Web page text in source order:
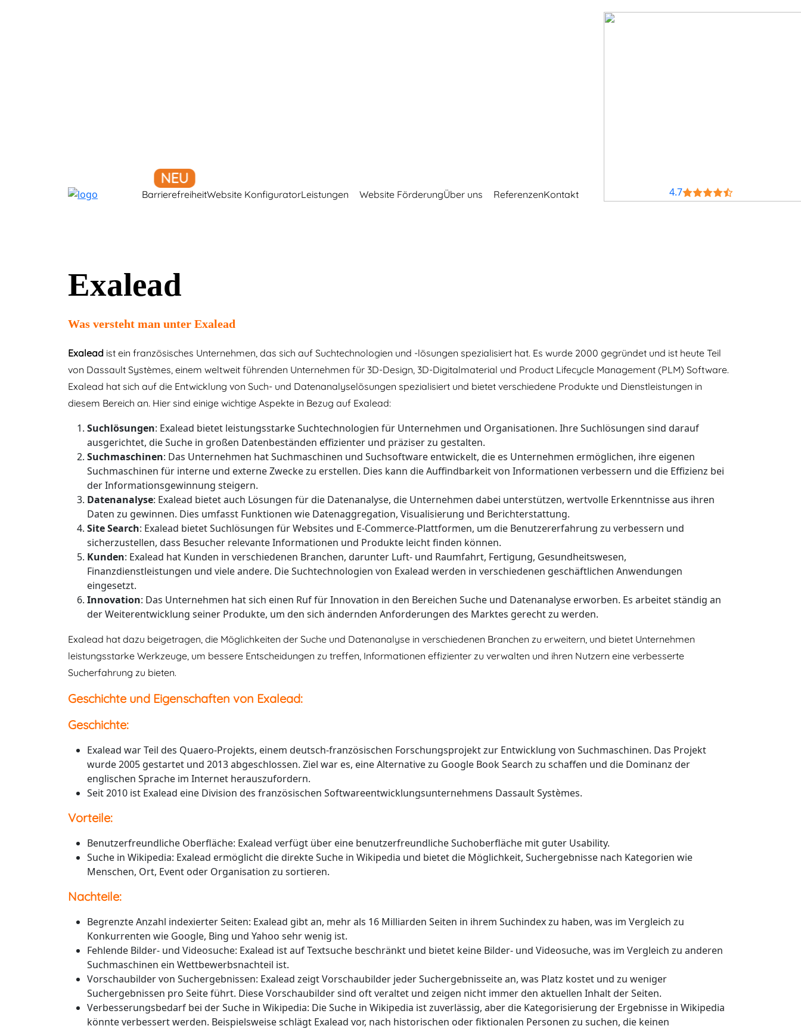
BarrierefreiheitWebsite KonfiguratorLeistungen Website FörderungÜber uns ReferenzenKontakt 4.7
Exalead
Was versteht man unter Exalead
Exalead ist ein französisches Unternehmen, das sich auf Suchtechnologien und -lösungen spezialisiert hat. Es wurde 2000 gegründet und ist heute Teil
von Dassault Systèmes, einem weltweit führenden Unternehmen für 3D-Design, 3D-Digitalmaterial und Product Lifecycle Management (PLM) Software.
Exalead hat sich auf die Entwicklung von Such- und Datenanalyselösungen spezialisiert und bietet verschiedene Produkte und Dienstleistungen in
diesem Bereich an. Hier sind einige wichtige Aspekte in Bezug auf Exalead:
Suchlösungen: Exalead bietet leistungsstarke Suchtechnologien für Unternehmen und Organisationen. Ihre Suchlösungen sind darauf
ausgerichtet, die Suche in großen Datenbeständen effizienter und präziser zu gestalten.
Suchmaschinen: Das Unternehmen hat Suchmaschinen und Suchsoftware entwickelt, die es Unternehmen ermöglichen, ihre eigenen
Suchmaschinen für interne und externe Zwecke zu erstellen. Dies kann die Auffindbarkeit von Informationen verbessern und die Effizienz bei
der Informationsgewinnung steigern.
Datenanalyse: Exalead bietet auch Lösungen für die Datenanalyse, die Unternehmen dabei unterstützen, wertvolle Erkenntnisse aus ihren
Daten zu gewinnen. Dies umfasst Funktionen wie Datenaggregation, Visualisierung und Berichterstattung.
Site Search: Exalead bietet Suchlösungen für Websites und E-Commerce-Plattformen, um die Benutzererfahrung zu verbessern und
sicherzustellen, dass Besucher relevante Informationen und Produkte leicht finden können.
Kunden: Exalead hat Kunden in verschiedenen Branchen, darunter Luft- und Raumfahrt, Fertigung, Gesundheitswesen,
Finanzdienstleistungen und viele andere. Die Suchtechnologien von Exalead werden in verschiedenen geschäftlichen Anwendungen
eingesetzt.
Innovation: Das Unternehmen hat sich einen Ruf für Innovation in den Bereichen Suche und Datenanalyse erworben. Es arbeitet ständig an
der Weiterentwicklung seiner Produkte, um den sich ändernden Anforderungen des Marktes gerecht zu werden.
Exalead hat dazu beigetragen, die Möglichkeiten der Suche und Datenanalyse in verschiedenen Branchen zu erweitern, und bietet Unternehmen
leistungsstarke Werkzeuge, um bessere Entscheidungen zu treffen, Informationen effizienter zu verwalten und ihren Nutzern eine verbesserte
Sucherfahrung zu bieten.
Geschichte und Eigenschaften von Exalead:
Geschichte:
Exalead war Teil des Quaero-Projekts, einem deutsch-französischen Forschungsprojekt zur Entwicklung von Suchmaschinen. Das Projekt
wurde 2005 gestartet und 2013 abgeschlossen. Ziel war es, eine Alternative zu Google Book Search zu schaffen und die Dominanz der
englischen Sprache im Internet herauszufordern.
Seit 2010 ist Exalead eine Division des französischen Softwareentwicklungsunternehmens Dassault Systèmes.
Vorteile:
Benutzerfreundliche Oberfläche: Exalead verfügt über eine benutzerfreundliche Suchoberfläche mit guter Usability.
Suche in Wikipedia: Exalead ermöglicht die direkte Suche in Wikipedia und bietet die Möglichkeit, Suchergebnisse nach Kategorien wie
Menschen, Ort, Event oder Organisation zu sortieren.
Nachteile:
Begrenzte Anzahl indexierter Seiten: Exalead gibt an, mehr als 16 Milliarden Seiten in ihrem Suchindex zu haben, was im Vergleich zu
Konkurrenten wie Google, Bing und Yahoo sehr wenig ist.
Fehlende Bilder- und Videosuche: Exalead ist auf Textsuche beschränkt und bietet keine Bilder- und Videosuche, was im Vergleich zu anderen
Suchmaschinen ein Wettbewerbsnachteil ist.
Vorschaubilder von Suchergebnissen: Exalead zeigt Vorschaubilder jeder Suchergebnisseite an, was Platz kostet und zu weniger
Suchergebnissen pro Seite führt. Diese Vorschaubilder sind oft veraltet und zeigen nicht immer den aktuellen Inhalt der Seiten.
Verbesserungsbedarf bei der Suche in Wikipedia: Die Suche in Wikipedia ist zuverlässig, aber die Kategorisierung der Ergebnisse in Wikipedia
könnte verbessert werden. Beispielsweise schlägt Exalead vor, nach historischen oder fiktionalen Personen zu suchen, die keinen